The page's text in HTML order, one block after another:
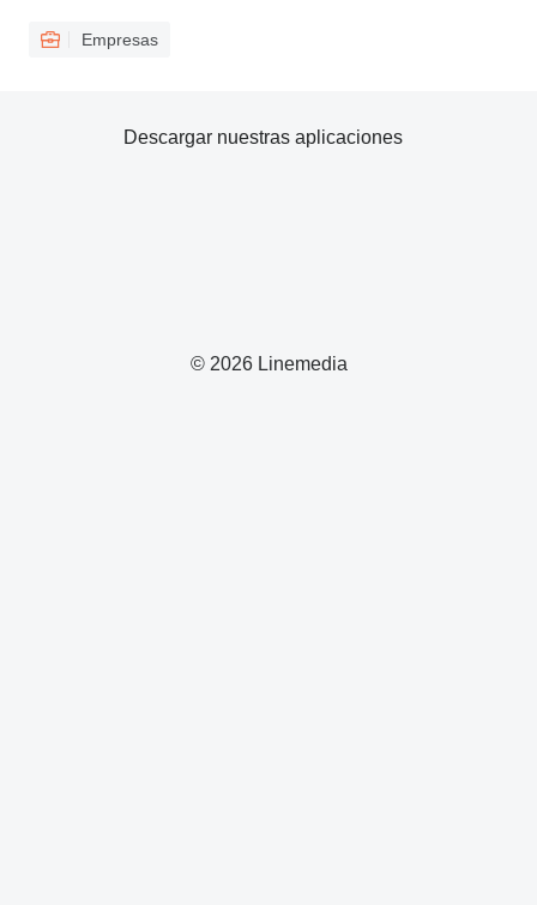
Empresas
© 2026 Linemedia
Descargar nuestras aplicaciones